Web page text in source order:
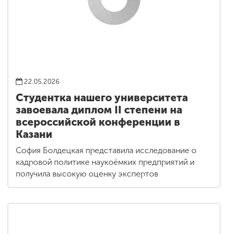
22.05.2026
Студентка нашего университета
завоевала диплом II степени на
всероссийской конференции в
Казани
София Болдецкая представила исследование о
кадровой политике наукоёмких предприятий и
получила высокую оценку экспертов